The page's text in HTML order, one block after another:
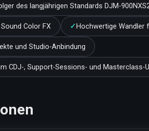
des langjährigen Standards DJM-
Color FX Hochwertige Wandler
und Studio-Anbindung
CDJ-, Support-Sessions- und Masterclass-